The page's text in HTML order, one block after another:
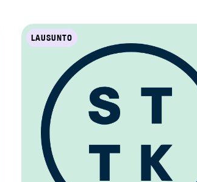
LAUSUNTO